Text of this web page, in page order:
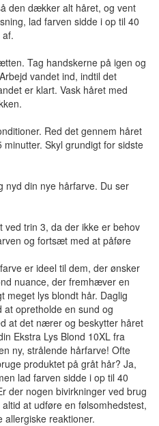
den dækker alt håret, og vent
lad farven sidde i op til 40
Tag handskerne på igen og
vandet ind, indtil det
er klart. Vask håret med
Red det gennem håret
Skyl grundigt for sidste
nyd din nye hårfarve. Du ser
ved trin 3, da der ikke er behov
og fortsæt med at påføre
er ideel til dem, der ønsker
nuance, der fremhæver en
meget lys blondt hår. Daglig
opretholde en sund og
at det nærer og beskytter håret
Ekstra Lys Blond 10XL fra
ny, strålende hårfarve! Ofte
produktet på gråt hår? Ja,
lad farven sidde i op til 40
der nogen bivirkninger ved brug
at udføre en følsomhedstest,
allergiske reaktioner.